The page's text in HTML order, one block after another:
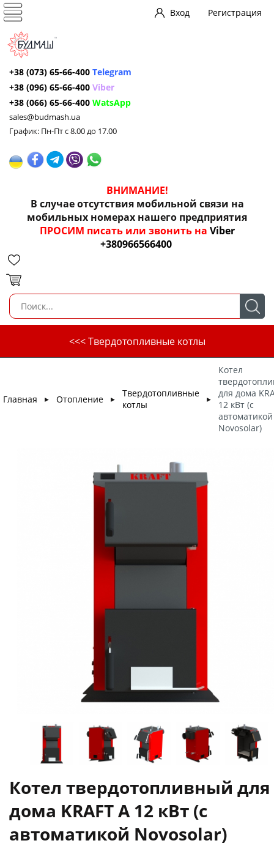
Вход Регистрация
+38 (073) 65-66-400 Telegram
+38 (096) 65-66-400 Viber
+38 (066) 65-66-400 WatsApp
sales@budmash.ua
График: Пн-Пт с 8.00 до 17.00
ВНИМАНИЕ!
В случае отсутствия мобильной связи на
мобильных номерах нашего предприятия
ПРОСИМ писать или звонить на Viber
+380966566400
<<< Твердотопливные котлы
Главная ► Отопление ►
Твердотопливные
котлы
►
Котел
для дома
12 кВт (с
автоматикой
Novosolar)
Котел твердотопливный для
дома KRAFT A 12 кВт (с
автоматикой Novosolar)